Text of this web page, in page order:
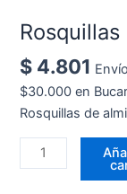
$ 4.801
$30.000 en
Rosquillas de